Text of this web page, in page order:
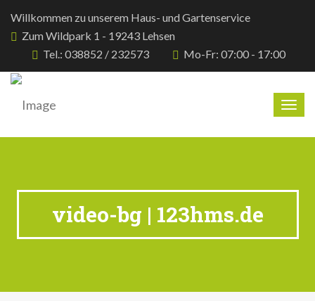
Willkommen zu unserem Haus- und Gartenservice
Zum Wildpark 1 - 19243 Lehsen
Tel.: 038852 / 232573
Mo-Fr: 07:00 - 17:00
video-bg | 123hms.de